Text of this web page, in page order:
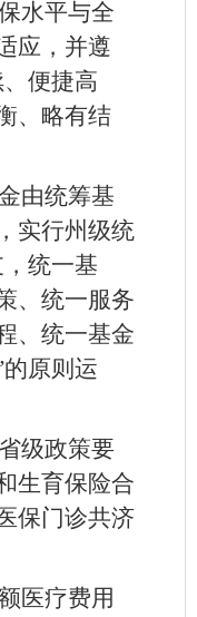
水平与全
应，并遵
便捷高
、略有结
由统筹基
实行州级统
统一基
、统一服务
、统一基金
原则运
级政策要
生育保险合
保门诊共济
医疗费用